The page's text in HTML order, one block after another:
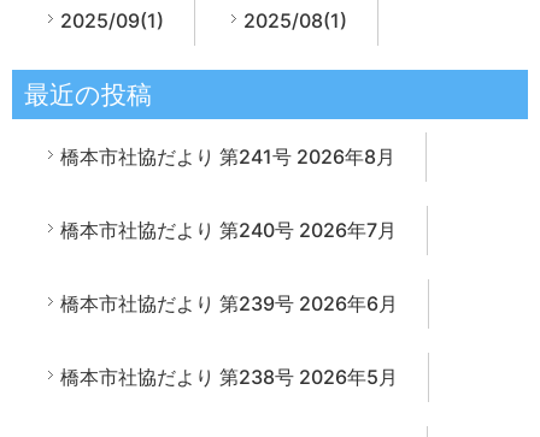
2025/09(1) 2025/08(1)
最近の投稿
橋本市社協だより 第241号 2026年8月
橋本市社協だより 第240号 2026年7月
橋本市社協だより 第239号 2026年6月
橋本市社協だより 第238号 2026年5月